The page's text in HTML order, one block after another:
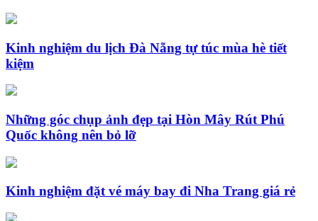
Kinh nghiệm du lịch Đà Nẵng tự túc mùa hè tiết
kiệm
Những góc chụp ảnh đẹp tại Hòn Mây Rút Phú
Quốc không nên bỏ lỡ
Kinh nghiệm đặt vé máy bay đi Nha Trang giá rẻ